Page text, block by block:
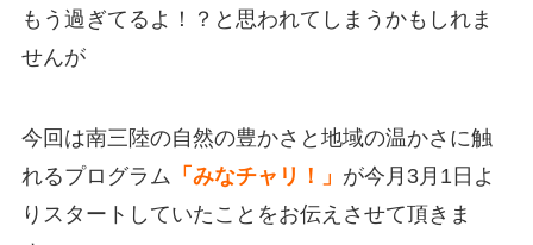
もう過ぎてるよ！？と思われてしまうかもしれま
せんが
今回は南三陸の自然の豊かさと地域の温かさに触
れるプログラム 「みなチャリ！」 が今月3月1日よ
りスタートしていたことをお伝えさせて頂きま